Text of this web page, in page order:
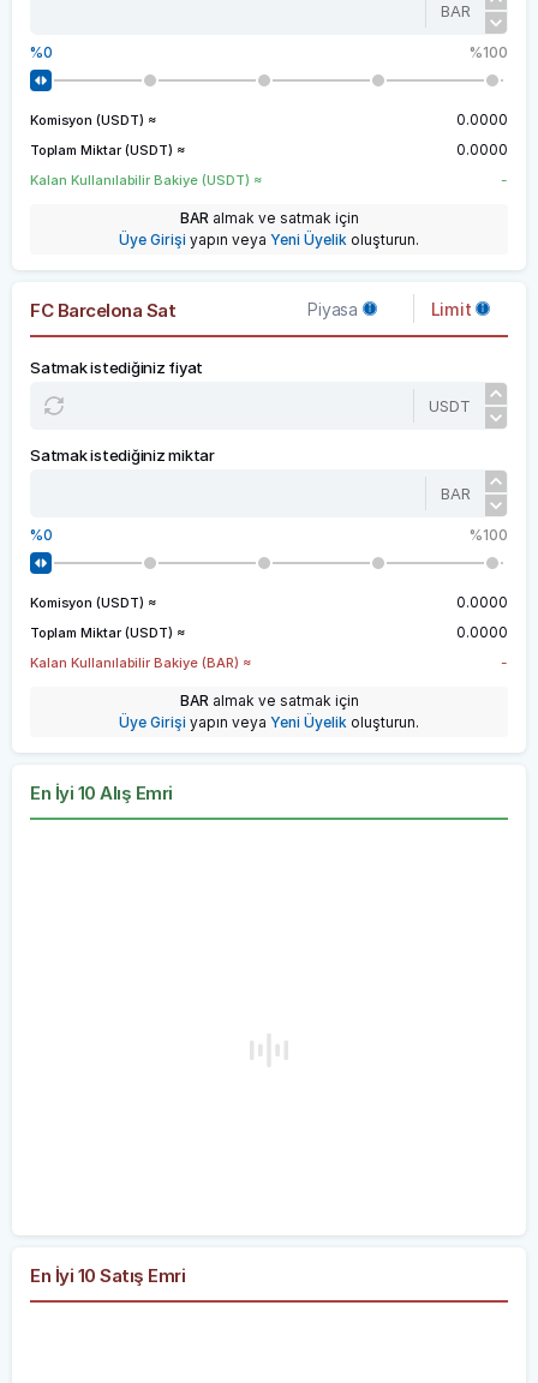
BAR
100
0
Komisyon (USDT) ≈ 0.0000
Toplam Miktar (USDT) ≈ 0.0000
Kalan Kullanılabilir Bakiye (USDT) ≈ -
BARalmak ve satmak için
Üye Girişi yapın veya Yeni Üyelik oluşturun.
FC Barcelona Sat Piyasa Limit
Satmak istediğiniz fiyat
USDT
Satmak istediğiniz miktar
BAR
100
0
Komisyon (USDT) ≈ 0.0000
Toplam Miktar (USDT) ≈ 0.0000
Kalan Kullanılabilir Bakiye (BAR) ≈ -
BARalmak ve satmak için
Üye Girişi yapın veya Yeni Üyelik oluşturun.
En İyi 10 Alış Emri
En İyi 10 Satış Emri